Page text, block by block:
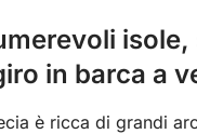
in barca a
è ricca di grandi